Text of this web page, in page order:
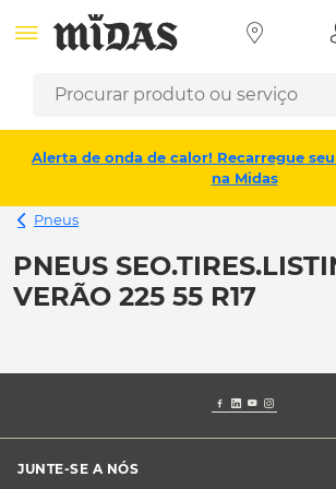
Alerta de onda de calor! Recarregue
na Midas
Pneus
PNEUS
VERÃO 225 55 R17
JUNTE-SE A NÓS